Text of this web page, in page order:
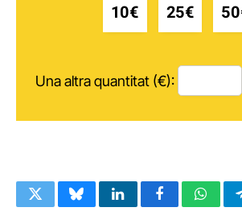
10€ 25€
Una altra quantitat (€):
TwitterBlueskyLinkedInFacebook